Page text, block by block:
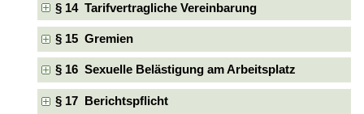
§ 14 Tarifvertragliche Vereinbarung
§ 15 Gremien
§ 16 Sexuelle Belästigung am Arbeitsplatz
§ 17 Berichtspflicht